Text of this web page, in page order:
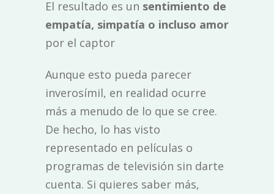
El resultado es un sentimiento de
empatía, simpatía o incluso amor
por el captor
Aunque esto pueda parecer
inverosímil, en realidad ocurre
más a menudo de lo que se cree.
De hecho, lo has visto
representado en películas o
programas de televisión sin darte
cuenta. Si quieres saber más,